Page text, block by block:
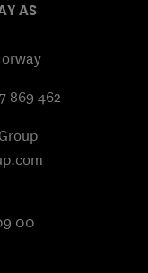
AS
869 462
00